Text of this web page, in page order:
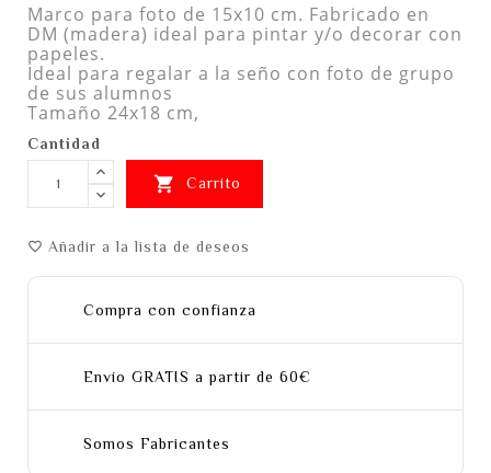
Marco para foto de 15x10 cm. Fabricado en
DM (madera) ideal para pintar y/o decorar con
papeles.
Ideal para regalar a la seño con foto de grupo
de sus alumnos
Tamaño 24x18 cm,
Cantidad
 Carrito
favorite_border Añadir a la lista de deseos
Compra con confianza
Envío GRATIS a partir de 60€
Somos Fabricantes